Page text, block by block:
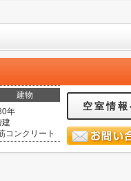
建物
年
建
コンクリート
空室情報